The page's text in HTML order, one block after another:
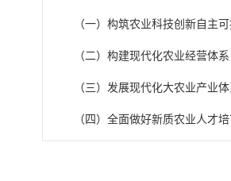
（一）构筑农业科技创新自主
（二）构建现代化农业经营体系
（三）发展现代化大农业产业体
（四）全面做好新质农业人才